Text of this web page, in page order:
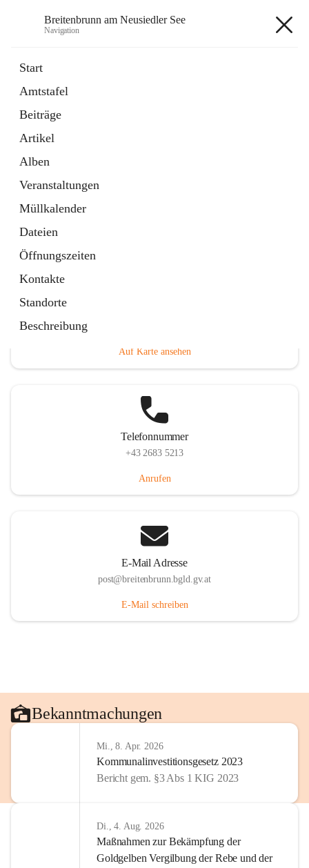
Breitenbrunn am Neusiedler See
Navigation
Start
Amtstafel
Beiträge
Artikel
Alben
Veranstaltungen
Müllkalender
Dateien
Öffnungszeiten
Kontakte
Standorte
Beschreibung
18 Schnellzugriffe
Gemeindeservice
Auf Karte ansehen
Telefonnummer
+43 2683 5213
Anrufen
E-Mail Adresse
post@breitenbrunn.bgld.gv.at
E-Mail schreiben
Bekanntmachungen
Mi., 8. Apr. 2026
Kommunalinvestitionsgesetz 2023
Bericht gem. §3 Abs 1 KIG 2023
Di., 4. Aug. 2026
Maßnahmen zur Bekämpfung der
Goldgelben Vergilbung der Rebe und der